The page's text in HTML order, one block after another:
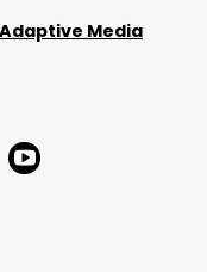
Adaptive Media